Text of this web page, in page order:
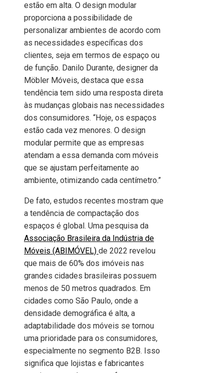
estão em alta. O design modular
proporciona a possibilidade de
personalizar ambientes de acordo com
as necessidades específicas dos
clientes, seja em termos de espaço ou
de função. Danilo Durante, designer da
Möbler Móveis, destaca que essa
tendência tem sido uma resposta direta
às mudanças globais nas necessidades
dos consumidores. “Hoje, os espaços
estão cada vez menores. O design
modular permite que as empresas
atendam a essa demanda com móveis
que se ajustam perfeitamente ao
ambiente, otimizando cada centímetro.”
De fato, estudos recentes mostram que
a tendência de compactação dos
espaços é global. Uma pesquisa da
Associação Brasileira da Indústria de
Móveis (ABIMÓVEL) de 2022 revelou
que mais de 60% dos imóveis nas
grandes cidades brasileiras possuem
menos de 50 metros quadrados. Em
cidades como São Paulo, onde a
densidade demográfica é alta, a
adaptabilidade dos móveis se tornou
uma prioridade para os consumidores,
especialmente no segmento B2B. Isso
significa que lojistas e fabricantes